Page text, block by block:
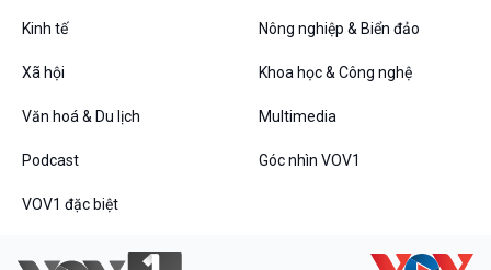
360 độ Sức khỏe
Tài nguyên và Môi trường
Chuyên gia của bạn
Xã hội chuyển động
Bước chân đến trường
Kết nối công nghệ
khí hậu
Văn hoá & Du lịch
Chát với người nổi tiếng
Kinh tế Nông nghiệp & Biển đảo
Xã hội Khoa học & Công nghệ
Văn hoá & Du lịch Multimedia
Podcast Góc nhìn VOV1
VOV1 đặc biệt